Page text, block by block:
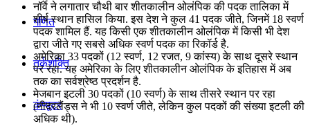
गणित
तर्कशक्ति
कंप्यूटर
नॉर्वे ने लगातार चौथी बार शीतकालीन ओलंपिक की पदक तालिका में
शीर्ष स्थान हासिल किया. इस देश ने कुल 41 पदक जीते, जिनमें 18 स्वर्ण
पदक शामिल हैं. यह किसी एक शीतकालीन ओलंपिक में किसी भी देश
द्वारा जीते गए सबसे अधिक स्वर्ण पदक का रिकॉर्ड है.
अमेरिका 33 पदकों (12 स्वर्ण, 12 रजत, 9 कांस्य) के साथ दूसरे स्थान
पर रहा. यह अमेरिका के लिए शीतकालीन ओलंपिक के इतिहास में अब
तक का सर्वश्रेष्ठ प्रदर्शन है.
मेजबान इटली 30 पदकों (10 स्वर्ण) के साथ तीसरे स्थान पर रहा
(नीदरलैंड्स ने भी 10 स्वर्ण जीते, लेकिन कुल पदकों की संख्या इटली की
अधिक थी).